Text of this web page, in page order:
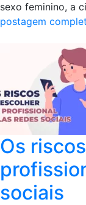
sexo feminino, a
postagem
Os
sociais